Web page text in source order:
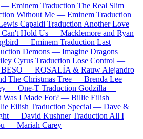
— Eminem Traduction The Real Slim
Without Me — Eminem Traduction
Capaldi Traduction Another Love
Can't Hold Us — Macklemore and Ryan
— Eminem Traduction Last
Demons — Imagine Dragons
Cyrus Traduction Lose Control —
BESO — ROSALÍA & Rauw Alejandro
The Christmas Tree — Brenda Lee
— One-T Traduction Godzilla —
Was I Made For? — Billie Eilish
Eilish Traduction Special — Dave &
— David Kushner Traduction All I
— Mariah Carey